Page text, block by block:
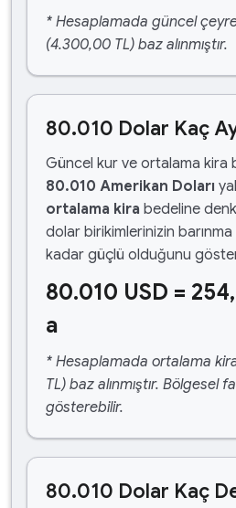
* Hesaplamada güncel
(4.300,00 TL) baz alınmıştır.
80.010 Dolar Kaç
Güncel kur ve ortalama kira
80.010 Amerikan Doları
ortalama kira bedeline
dolar birikimlerinizin
kadar güçlü olduğunu
80.010 USD =
a
* Hesaplamada ortalama
TL) baz alınmıştır. Bölgesel
gösterebilir.
80.010 Dolar Kaç